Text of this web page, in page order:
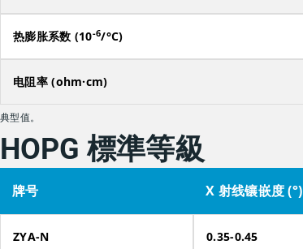
热膨胀系数 (10-6/°C)
电阻率 (ohm·cm)
典型值。
HOPG 標準等級
牌号 X 射线镶嵌度 (°)
ZYA-N 0.35-0.45